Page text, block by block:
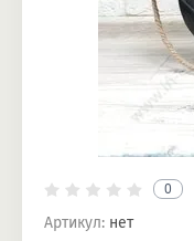
0
Артикул: нет